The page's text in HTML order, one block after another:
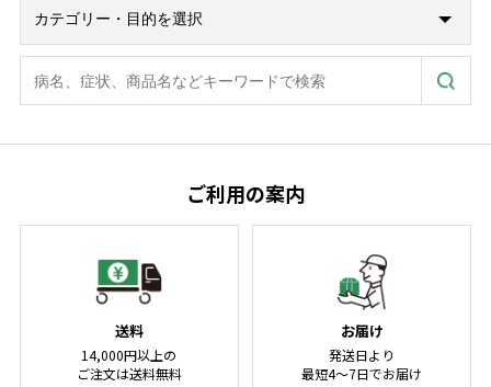
ご利用の案内
送料
14,000円以上の
ご注文は送料無料
お届け
発送日より
最短4～7日でお届け